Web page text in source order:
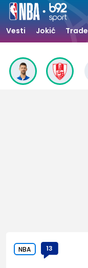
Vesti Jokić Trade
NBA 13